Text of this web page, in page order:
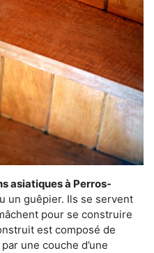
asiatiques à Perros-
un guêpier. Ils se servent
pour se construire
est composé de
une couche d’une